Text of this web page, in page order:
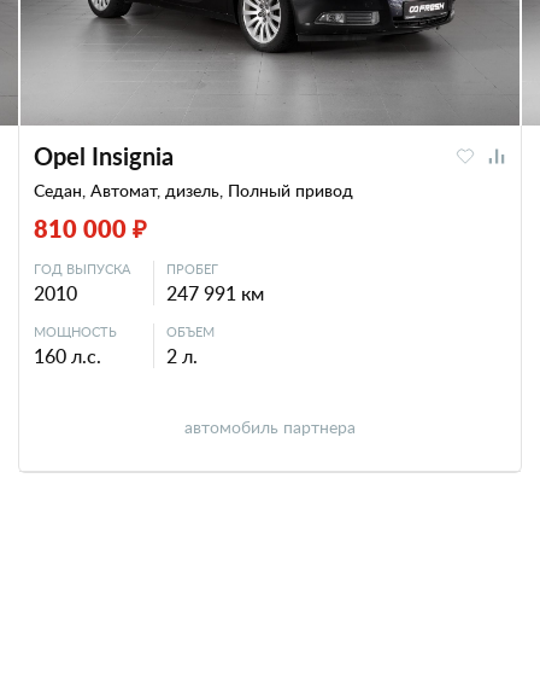
Opel Insignia
Седан, Автомат, дизель, Полный привод
810 000 ₽
ГОД ВЫПУСКА
2010
ПРОБЕГ
247 991 км
МОЩНОСТЬ
160 л.с.
ОБЪЕМ
2 л.
автомобиль партнера